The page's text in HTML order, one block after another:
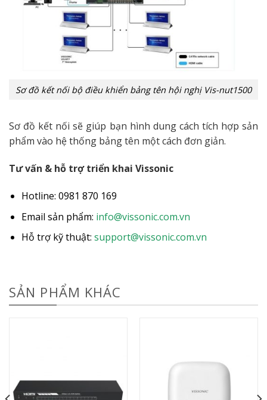
Sơ đồ kết nối bộ điều khiển bảng tên hội nghị Vis-nut1500
Sơ đồ kết nối sẽ giúp bạn hình dung cách tích hợp sản
phẩm vào hệ thống bảng tên một cách đơn giản.
Tư vấn & hỗ trợ triển khai Vissonic
Hotline: 0981 870 169
Email sản phẩm: info@vissonic.com.vn
Hỗ trợ kỹ thuật: support@vissonic.com.vn
SẢN PHẨM KHÁC